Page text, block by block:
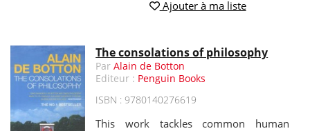
Ajouter à ma liste
The consolations of philosophy
ParAlain de Botton
Editeur : Penguin Books
ISBN : 9780140276619
This work tackles common human